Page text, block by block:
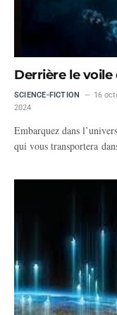
Derrière le voile
SCIENCE-FICTION 16
2024
Embarquez dans
qui vous transportera